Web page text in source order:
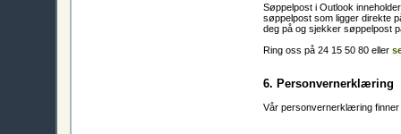
Søppelpost i Outlook
søppelpost som ligger direkte
deg på og sjekker søppelpost
Ring oss på 24 15 50 80 eller
6. Personvernerklæring
Vår personvernerklæring